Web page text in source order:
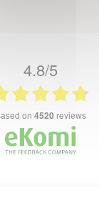
4.8/5
based on 4520 reviews